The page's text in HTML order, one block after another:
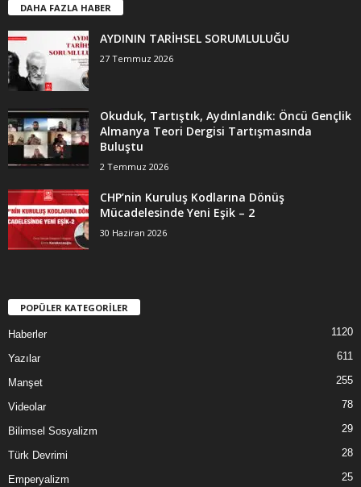
DAHA FAZLA HABER
AYDININ TARİHSEL SORUMLULUĞU
27 Temmuz 2026
Okuduk, Tartıştık, Aydınlandık: Öncü Gençlik
Almanya Teori Dergisi Tartışmasında
Buluştu
2 Temmuz 2026
CHP’nin Kuruluş Kodlarına Dönüş
Mücadelesinde Yeni Eşik – 2
30 Haziran 2026
POPÜLER KATEGORİLER
Haberler 1120
Yazılar 611
Manşet 255
Videolar 78
Bilimsel Sosyalizm 29
Türk Devrimi 28
Emperyalizm 25